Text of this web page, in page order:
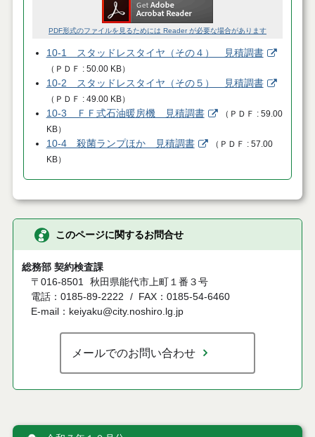
PDF形式のファイルを見るためには Reader が必要な場合があります
10-1 スタッドレスタイヤ（その４） 見積調書
（ ＰＤＦ 50.00 KB）
10-2 スタッドレスタイヤ（その５） 見積調書
（ ＰＤＦ 49.00 KB）
10-3 ＦＦ式石油暖房機 見積調書 （ ＰＤＦ
59.00
KB）
10-4 殺菌ランプほか 見積調書 （ ＰＤＦ
57.00
KB）
このページに関するお問合せ
総務部 契約検査課
〒016-8501 秋田県能代市上町１番３号
電話：0185-89-2222
FAX：0185-54-6460
E-mail：keiyaku@city.noshiro.lg.jp
メールでのお問い合わせ